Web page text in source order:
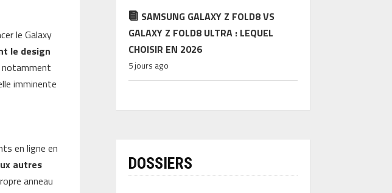
le Galaxy
le design
notamment
imminente
en ligne en
autres
anneau
SAMSUNG GALAXY Z FOLD8 VS
GALAXY Z FOLD8 ULTRA : LEQUEL
CHOISIR EN 2026
5 jours ago
DOSSIERS